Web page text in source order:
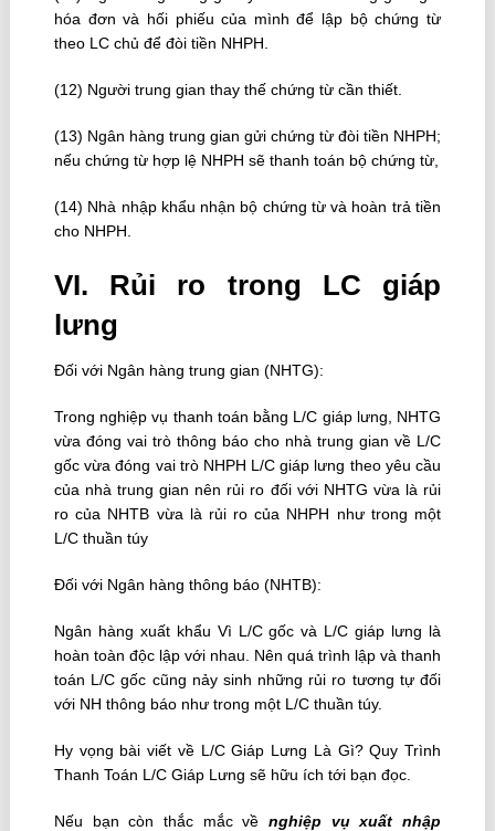
hóa đơn và hối phiếu của mình để lập bộ chứng từ
theo LC chủ để đòi tiền NHPH.
(12) Người trung gian thay thế chứng từ cần thiết.
(13) Ngân hàng trung gian gửi chứng từ đòi tiền NHPH;
nếu chứng từ hợp lệ NHPH sẽ thanh toán bộ chứng từ,
(14) Nhà nhập khẩu nhận bộ chứng từ và hoàn trả tiền
cho NHPH.
VI. Rủi ro trong LC giáp
lưng
Đối với Ngân hàng trung gian (NHTG):
Trong nghiệp vụ thanh toán bằng L/C giáp lưng, NHTG
vừa đóng vai trò thông báo cho nhà trung gian về L/C
gốc vừa đóng vai trò NHPH L/C giáp lưng theo yêu cầu
của nhà trung gian nên rủi ro đối với NHTG vừa là rủi
ro của NHTB vừa là rủi ro của NHPH như trong một
L/C thuần túy
Đối với Ngân hàng thông báo (NHTB):
Ngân hàng xuất khẩu Vì L/C gốc và L/C giáp lưng là
hoàn toàn độc lập với nhau. Nên quá trình lập và thanh
toán L/C gốc cũng nảy sinh những rủi ro tương tự đối
với NH thông báo như trong một L/C thuần túy.
Hy vọng bài viết về L/C Giáp Lưng Là Gì? Quy Trình
Thanh Toán L/C Giáp Lưng sẽ hữu ích tới bạn đọc.
Nếu bạn còn thắc mắc vềnghiệp vụ xuất nhập